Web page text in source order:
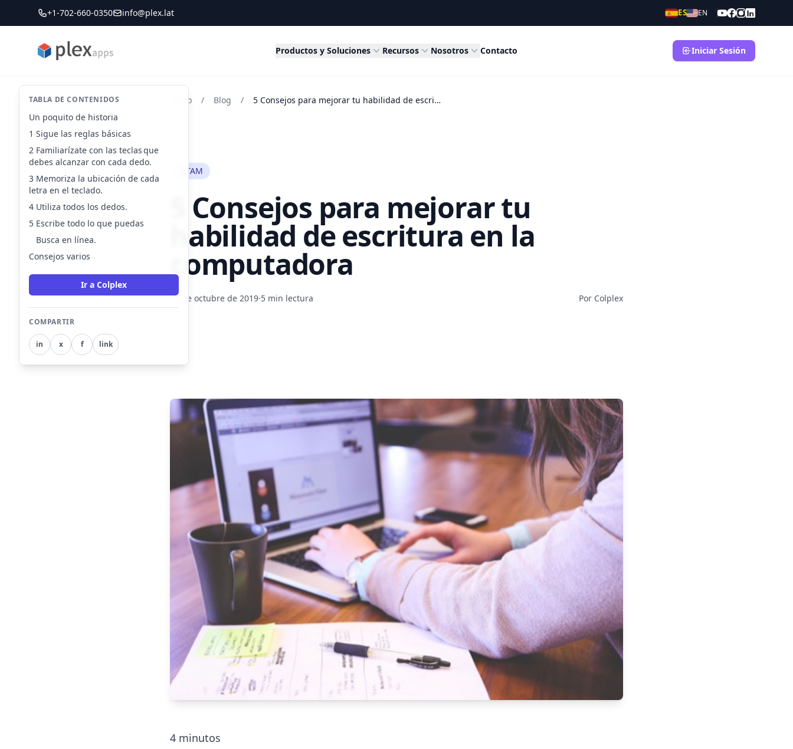
+1-702-660-0350 info@plex.lat ES EN
PLEXapps Productos y Soluciones Recursos Nosotros Contacto Iniciar Sesión
Inicio / Blog / 5 Consejos para mejorar tu habilidad de escritura en la computadora
LATAM
5 Consejos para mejorar tu
habilidad de escritura en la
computadora
25 de octubre de 2019·5 min lectura Por Colplex
TABLA DE CONTENIDOS
Un poquito de historia
1 Sigue las reglas básicas
2 Familiarízate con las teclas que
debes alcanzar con cada dedo.
3 Memoriza la ubicación de cada
letra en el teclado.
4 Utiliza todos los dedos.
5 Escribe todo lo que puedas
Busca en línea.
Consejos varios
Ir a Colplex
COMPARTIR
in x f link
4 minutos